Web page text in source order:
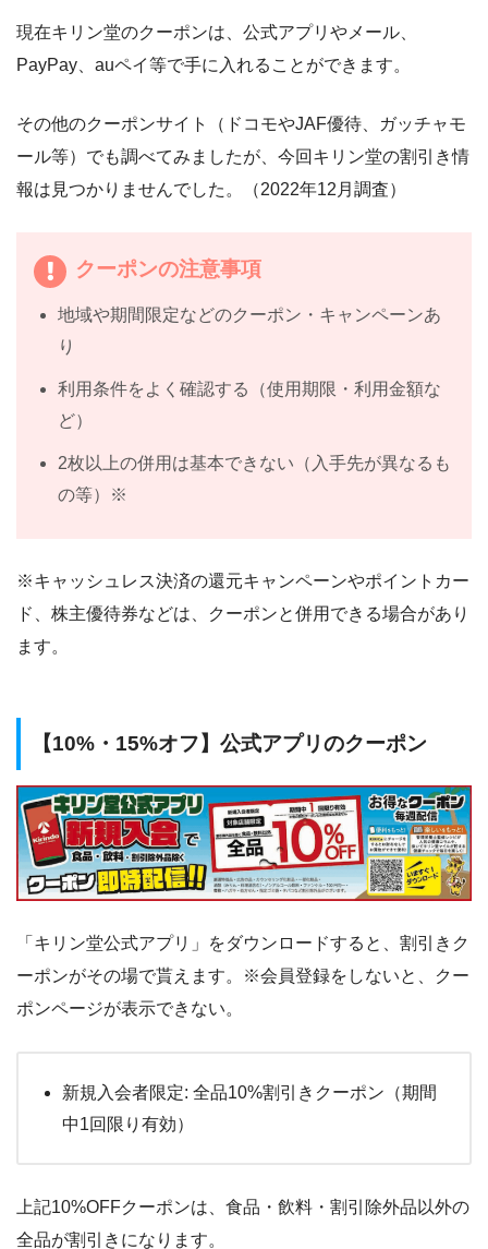
現在キリン堂のクーポンは、公式アプリやメール、
PayPay、auペイ等で手に入れることができます。
その他のクーポンサイト（ドコモやJAF優待、ガッチャモ
ール等）でも調べてみましたが、今回キリン堂の割引き情
報は見つかりませんでした。（2022年12月調査）
クーポンの注意事項
地域や期間限定などのクーポン・キャンペーンあ
り
利用条件をよく確認する（使用期限・利用金額な
ど）
2枚以上の併用は基本できない（入手先が異なるも
の等）※
※キャッシュレス決済の還元キャンペーンやポイントカー
ド、株主優待券などは、クーポンと併用できる場合があり
ます。
【10%・15%オフ】公式アプリのクーポン
「キリン堂公式アプリ」をダウンロードすると、割引きク
ーポンがその場で貰えます。※会員登録をしないと、クー
ポンページが表示できない。
新規入会者限定: 全品10%割引きクーポン（期間
中1回限り有効）
上記10%OFFクーポンは、食品・飲料・割引除外品以外の
全品が割引きになります。